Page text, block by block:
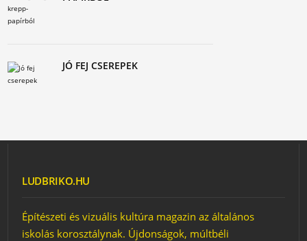
JÓ FEJ CSEREPEK
LUDBRIKO.HU
Építészeti és vizuális kultúra magazin az általános
iskolás korosztálynak. Újdonságok, múltbéli